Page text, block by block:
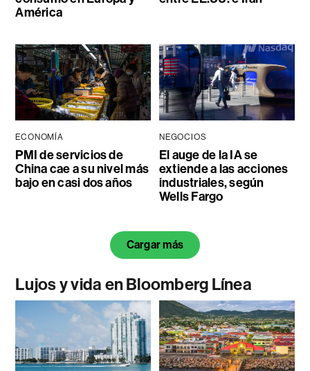
América
ECONOMÍA
PMI de servicios de
China cae a su nivel más
bajo en casi dos años
NEGOCIOS
El auge de la IA se
extiende a las acciones
industriales, según
Wells Fargo
Cargar más
Lujos y vida en Bloomberg Línea